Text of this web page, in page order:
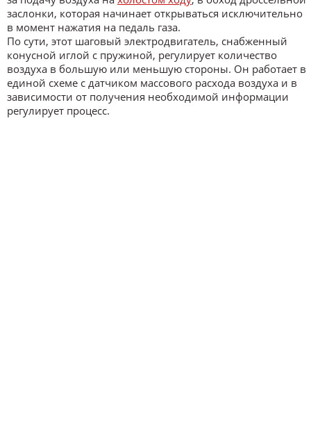
заслонки, которая начинает открываться исключительно
в момент нажатия на педаль газа.
По сути, этот шаговый электродвигатель, снабженный
конусной иглой с пружиной, регулирует количество
воздуха в большую или меньшую стороны. Он работает в
единой схеме с датчиком массового расхода воздуха и в
зависимости от получения необходимой информации
регулирует процесс.